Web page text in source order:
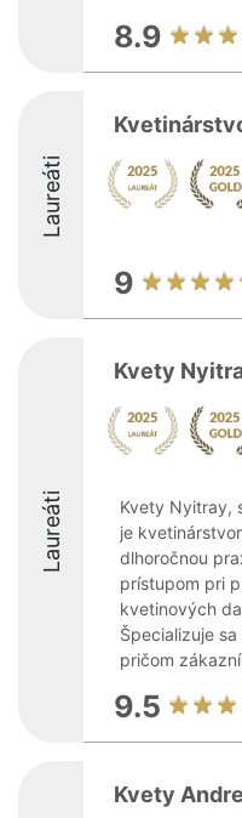
8.9
Laureáti
9
Laureáti
Kvety
Kvety Nyitray,
je
dlhoročnou
prístupom pri
kvetinových
Špecializuje
pričom
9.5
Kvety